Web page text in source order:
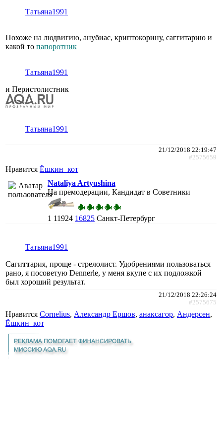
Татьяна1991
Похоже на людвигию, анубиас, криптокорину, саггитарию и
какой то папоротник
Татьяна1991
и Перистолистник
Татьяна1991
21/12/2018 22:19:47
#2575659
Нравится Ёшкин_кот
Nataliya Artyushina
На премодерации, Кандидат в Советники
1 11924 16825 Санкт-Петербург
Татьяна1991
Сагиттария, проще - стрелолист. Удобрениями пользоваться
рано, я посоветую Dennerle, у меня вкупе с их подложкой
был хороший результат.
21/12/2018 22:26:24
#2575675
Нравится Cornelius, Александр Ершов, анаксагор, Андерсен,
Ёшкин_кот